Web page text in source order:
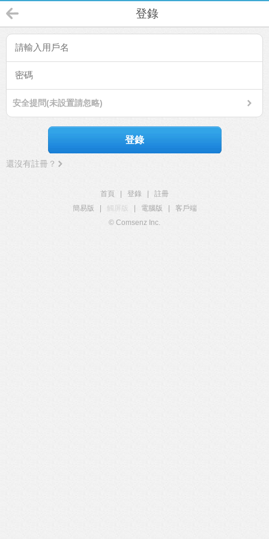
登錄
安全提問(未設置請忽略)
登錄
還沒有註冊？
首頁 登錄
註冊
簡易版
觸屏版 電腦版
客戶端
© Comsenz Inc.